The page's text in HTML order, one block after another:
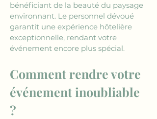
bénéficiant de la beauté du paysage
environnant. Le personnel dévoué
garantit une expérience hôtelière
exceptionnelle, rendant votre
événement encore plus spécial.
Comment rendre votre
événement inoubliable
?